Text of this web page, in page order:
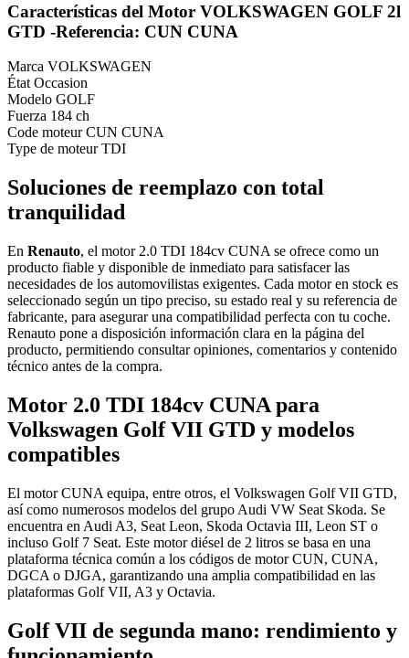
Características del Motor VOLKSWAGEN GOLF 2l
GTD -Referencia: CUN CUNA
Marca VOLKSWAGEN
État Occasion
Modelo GOLF
Fuerza 184 ch
Code moteurCUN CUNA
Type de moteurTDI
Soluciones de reemplazo con total
tranquilidad
En Renauto, el motor 2.0 TDI 184cv CUNA se ofrece como un
producto fiable y disponible de inmediato para satisfacer las
necesidades de los automovilistas exigentes. Cada motor en stock es
seleccionado según un tipo preciso, su estado real y su referencia de
fabricante, para asegurar una compatibilidad perfecta con tu coche.
Renauto pone a disposición información clara en la página del
producto, permitiendo consultar opiniones, comentarios y contenido
técnico antes de la compra.
Motor 2.0 TDI 184cv CUNA para
Volkswagen Golf VII GTD y modelos
compatibles
El motor CUNA equipa, entre otros, el Volkswagen Golf VII GTD,
así como numerosos modelos del grupo Audi VW Seat Skoda. Se
encuentra en Audi A3, Seat Leon, Skoda Octavia III, Leon ST o
incluso Golf 7 Seat. Este motor diésel de 2 litros se basa en una
plataforma técnica común a los códigos de motor CUN, CUNA,
DGCA o DJGA, garantizando una amplia compatibilidad en las
plataformas Golf VII, A3 y Octavia.
Golf VII de segunda mano: rendimiento y